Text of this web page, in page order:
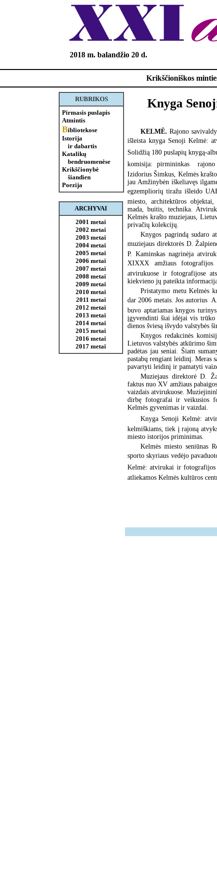
2018 m. balandžio 20 d.
Krikščioniškos
RUBRIKOS
Pirmasis puslapis
Atmintis
Bibliotekose
Istorija
ir dabartis
Katalikų
bendruomenėse
Krikščionybė
šiandien
Poezija
ARCHYVAI
2001 metai
2002 metai
2003 metai
2004 metai
2005 metai
2006 metai
2007 metai
2008 metai
2009 metai
2010 metai
2011 metai
2012 metai
2013 metai
2014 metai
2015 metai
2016 metai
2017 metai
Knyga
KELMĖ.Rajono
išleista knyga Senoji Kelmė:
Solidžią 180 puslapių knygą-
komisija: pirmininkas 
Izidorius Šimkus, Kelmės
jau Amžinybėn iškeliavęs
egzempliorių tiražu išleido
miesto, architektūros
mada, buitis, technika.
Kelmės krašto muziejaus,
privačių kolekcijų.
Knygos pagrindą sudaro
muziejaus direktorės D.
P. Kaminskas nagrinėja
XIXXX amžiaus
atvirukuose ir fotografijose
kiekvieno jų pateikta
Pristatymo metu Kelmės
dar 2006 metais. Jos autorius 
buvo aptariamas knygos
įgyvendinti šiai idėjai vis trūko
dienos šviesą išvydo valstybės
Knygos redakcinės
Lietuvos valstybės atkūrimo
padėtas jau seniai. Šiam
pastabų rengiant leidinį. Meras
pavartyti leidinį ir pamatyti
Muziejaus direktorė D.
faktus nuo XV amžiaus
vaizdais atvirukuose.
dirbę fotografai ir veikusios
Kelmės gyvenimas ir vaizdai.
Knyga Senoji Kelmė:
kelmiškiams, tiek į rajoną
miesto istorijos priminimas.
Kelmės miesto seniūnas
sporto skyriaus vedėjo
Kelmė: atvirukai ir
atliekamos Kelmės kultūros